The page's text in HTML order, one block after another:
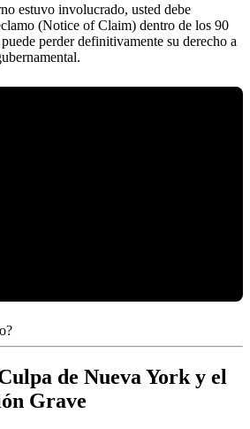
estuvo involucrado, usted debe
(Notice of Claim) dentro de los 90
perder definitivamente su derecho a
de Nueva York y el
Grave